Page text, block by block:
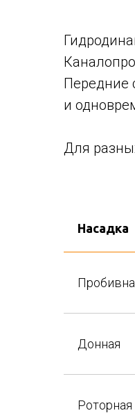
Передние
и
Для
Насадка
Донная
Роторная